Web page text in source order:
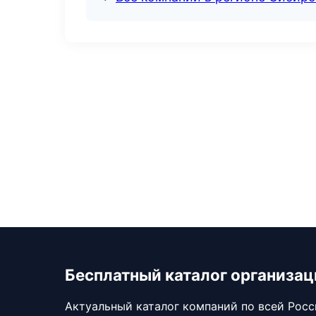
Бесплатный каталог
Актуальный каталог компаний по всей